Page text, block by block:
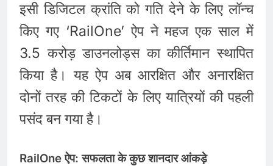
इसी डिजिटल क्रांति को गति देने के लिए लॉन्च
किए गए ‘RailOne’ ऐप ने महज एक साल में
3.5 करोड़ डाउनलोड्स का कीर्तिमान स्थापित
किया है। यह ऐप अब आरक्षित और अनारक्षित
दोनों तरह की टिकटों के लिए यात्रियों की पहली
पसंद बन गया है।
RailOne ऐप: सफलता के कुछ शानदार आंकड़े